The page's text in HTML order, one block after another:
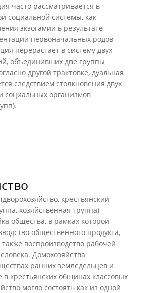
часто рассматривается в
социальной системы, как
экзогамии в результате
первоначальных родов
перерастает в систему двух
объединивших две группы
другой трактовке, дуальная
следствием столкновения двух
социальных организмов
крестьянский
хозяйственная группа),
общества, в рамках которой
общественного продукта,
воспроизводство рабочей
Домохозяйства
ранних земледельцев и
в крестьянских общинах классовых
могло состоять как из одной